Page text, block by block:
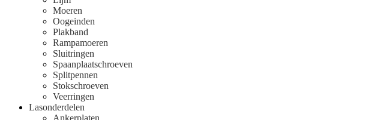
Moeren
Oogeinden
Plakband
Rampamoeren
Sluitringen
Spaanplaatschroeven
Splitpennen
Stokschroeven
Veerringen
Lasonderdelen
Ankerplaten